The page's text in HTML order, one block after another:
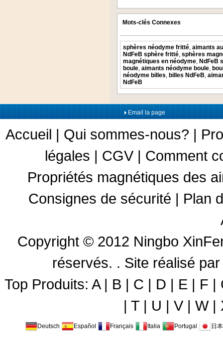
Mots-clés Connexes
sphères néodyme fritté, aimants
NdFeB sphère fritté, sphères
magnétiques en néodyme, NdFeB
boule, aimants néodyme boule,
néodyme billes, billes NdFeB,
NdFeB
Email la page
Accueil | Qui sommes-nous? |
légales | CGV | Comment
Propriétés magnétiques des
Consignes de sécurité | Plan
Copyright © 2012 Ningbo
réservés. . Site réalisé
Top Produits: A| B | C | D | E | F |
| T| U | V| W|
Deutsch Español Français Italia Portugal 日